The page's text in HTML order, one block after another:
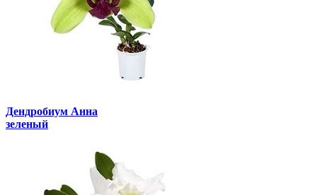
Дендробиум Анна
зеленый